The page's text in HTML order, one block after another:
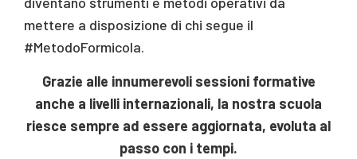
mettere a disposizione di chi segue il
#MetodoFormicola.
Grazie alle innumerevoli sessioni formative
anche a livelli internazionali, la nostra scuola
riesce sempre ad essere aggiornata, evoluta al
passo con i tempi.